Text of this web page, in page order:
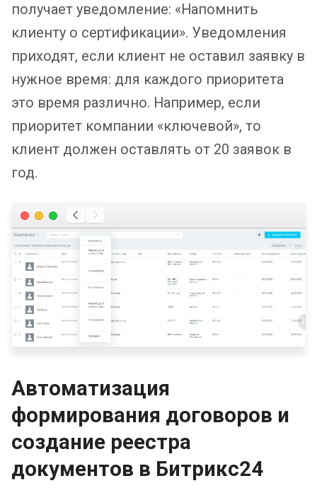
получает уведомление: «Напомнить
клиенту о сертификации». Уведомления
приходят, если клиент не оставил заявку в
нужное время: для каждого приоритета
это время различно. Например, если
приоритет компании «ключевой», то
клиент должен оставлять от 20 заявок в
год.
Автоматизация
формирования договоров и
создание реестра
документов в Битрикс24